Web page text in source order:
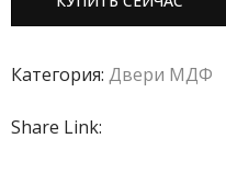
Категория: Двери МДФ
Share Link: